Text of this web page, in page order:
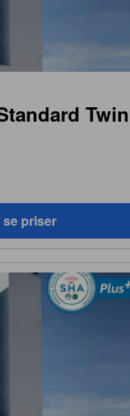
Twin
priser